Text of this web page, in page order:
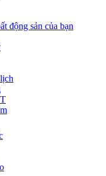
động sản của bạn